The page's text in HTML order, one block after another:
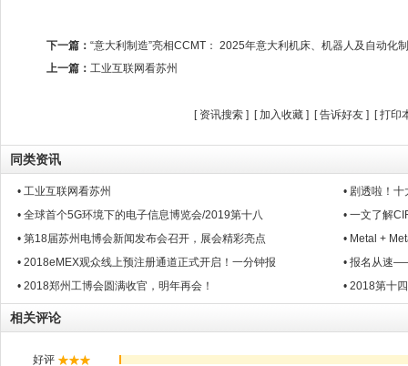
下一篇： “意大利制造”亮相CCMT： 2025年意大利机床、机器人及自动化
上一篇： 工业互联网看苏州
[ 资讯搜索 ] [加入收藏 ] [告诉好友 ] [打印
同类资讯
• 工业互联网看苏州
• 剧透啦！
• 全球首个5G环境下的电子信息博览会/2019第十八
• 一文了解
• 第18届苏州电博会新闻发布会召开，展会精彩亮点
• Metal +
• 2018eMEX观众线上预注册通道正式开启！一分钟报
• 报名从速
• 2018郑州工博会圆满收官，明年再会！
• 2018第十
相关评论